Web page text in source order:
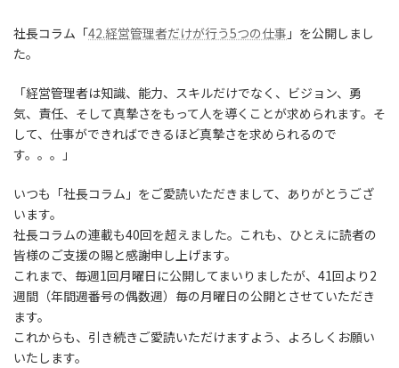
社長コラム「42.経営管理者だけが行う5つの仕事 」を公開しまし
た。
「経営管理者は知識、能力、スキルだけでなく、ビジョン、勇
気、責任、そして真摯さをもって人を導くことが求められます。そ
して、仕事ができればできるほど真摯さを求められるので
す。。。」
いつも「社長コラム」をご愛読いただきまして、ありがとうござ
います。
社長コラムの連載も40回を超えました。これも、ひとえに読者の
皆様のご支援の賜と感謝申し上げます。
これまで、毎週1回月曜日に公開してまいりましたが、41回より2
週間（年間週番号の偶数週）毎の月曜日の公開とさせていただき
ます。
これからも、引き続きご愛読いただけますよう、よろしくお願い
いたします。